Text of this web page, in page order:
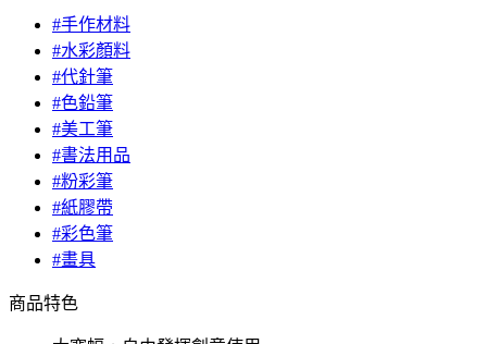
#手作材料
#水彩顏料
#代針筆
#色鉛筆
#美工筆
#書法用品
#粉彩筆
#紙膠帶
#彩色筆
#畫具
商品特色